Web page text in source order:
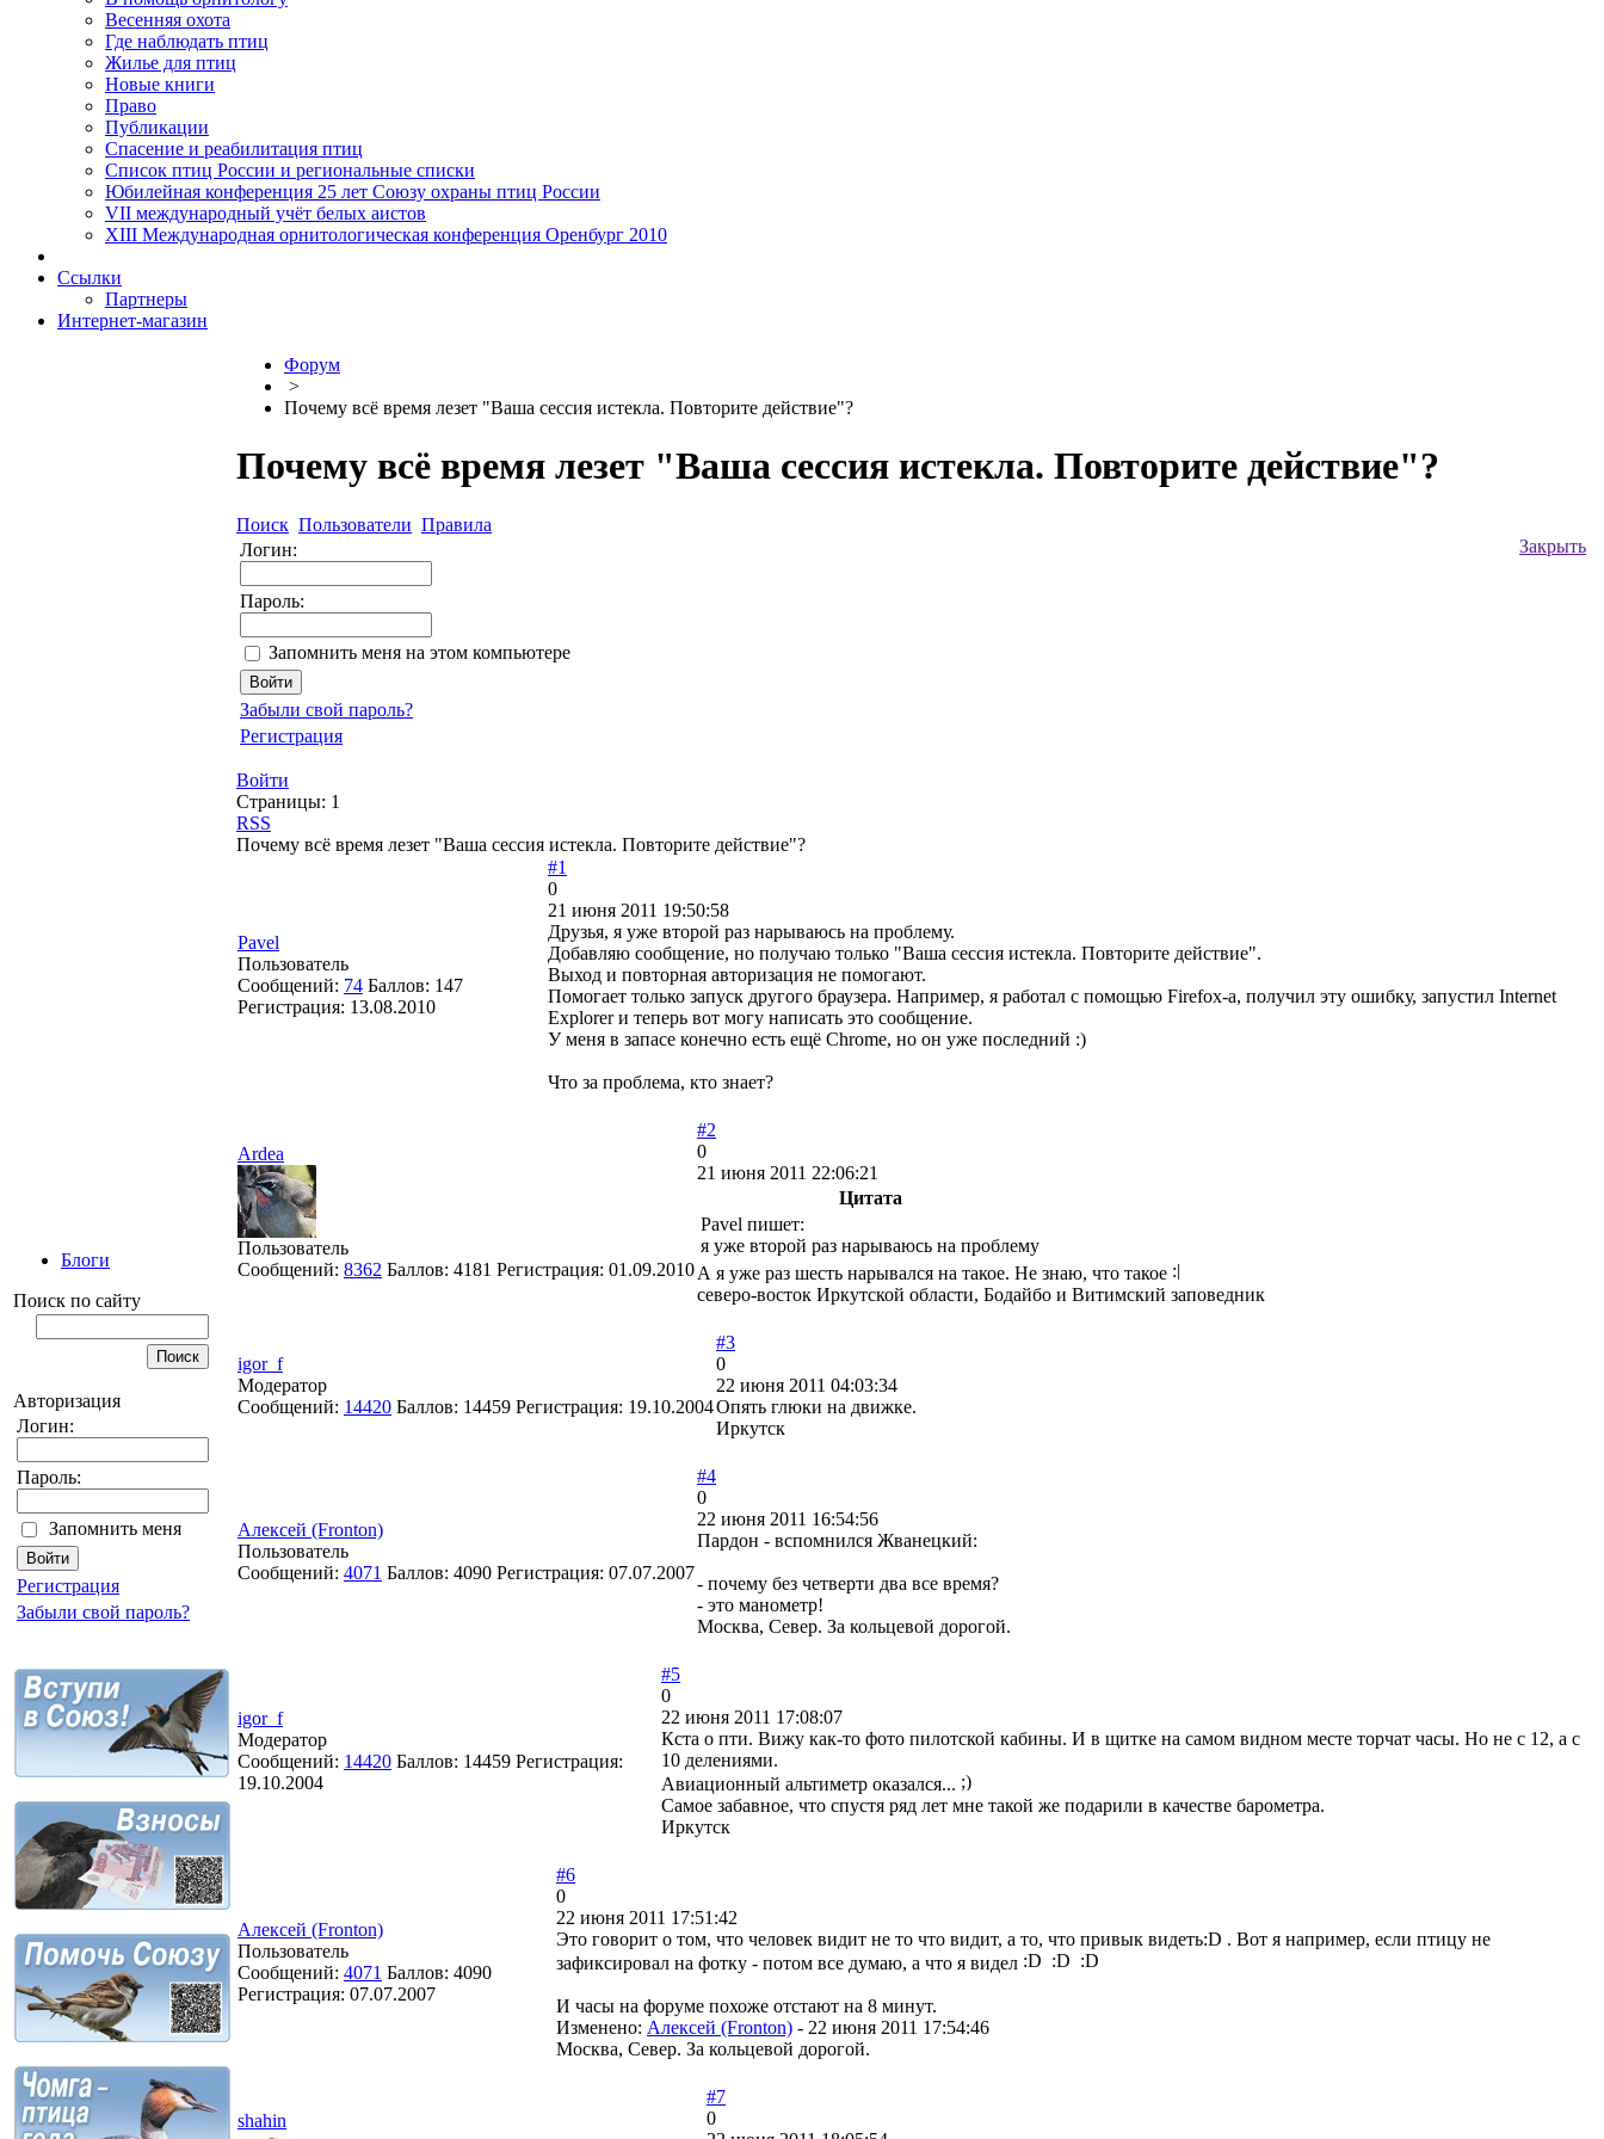
Весенняя охота
Где наблюдать птиц
Жилье для птиц
Новые книги
Право
Публикации
Спасение и реабилитация птиц
Список птиц России и региональные списки
Юбилейная конференция 25 лет Союзу охраны птиц России
VII международный учёт белых аистов
XIII Международная орнитологическая конференция Оренбург 2010
Ссылки
Партнеры
Интернет-магазин
Блоги
Поиск по сайту
Авторизация
Логин:
Пароль:
Запомнить меня
Регистрация
Забыли свой пароль?
Форум
>
Почему всё время лезет "Ваша сессия истекла. Повторите действие"?
Почему всё время лезет "Ваша сессия истекла. Повторите действие"?
Поиск Пользователи Правила
Закрыть
Логин:
Пароль:
Запомнить меня на этом компьютере
Забыли свой пароль?
Регистрация
Войти
Страницы: 1
RSS
Почему всё время лезет "Ваша сессия истекла. Повторите действие"?
Pavel
Пользователь
Сообщений: 74 Баллов: 147
Регистрация: 13.08.2010
#1
0
21 июня 2011 19:50:58
Друзья, я уже второй раз нарываюсь на проблему.
Добавляю сообщение, но получаю только "Ваша сессия истекла. Повторите действие".
Выход и повторная авторизация не помогают.
Помогает только запуск другого браузера. Например, я работал с помощью Firefox-а, получил эту ошибку, запустил Internet
Explorer и теперь вот могу написать это сообщение.
У меня в запасе конечно есть ещё Chrome, но он уже последний :)
Что за проблема, кто знает?
Ardea
Пользователь
Сообщений: 8362 Баллов: 4181 Регистрация: 01.09.2010
#2
0
21 июня 2011 22:06:21
Цитата
Pavel пишет:
я уже второй раз нарываюсь на проблему
А я уже раз шесть нарывался на такое. Не знаю, что такое
северо-восток Иркутской области, Бодайбо и Витимский заповедник
igor_f
Модератор
Сообщений: 14420 Баллов: 14459 Регистрация: 19.10.2004
#3
0
22 июня 2011 04:03:34
Опять глюки на движке.
Иркутск
Алексей (Fronton)
Пользователь
Сообщений: 4071 Баллов: 4090 Регистрация: 07.07.2007
#4
0
22 июня 2011 16:54:56
Пардон - вспомнился Жванецкий:
- почему без четверти два все время?
- это манометр!
Москва, Север. За кольцевой дорогой.
igor_f
Модератор
Сообщений: 14420 Баллов: 14459 Регистрация:
19.10.2004
#5
0
22 июня 2011 17:08:07
Кста о пти. Вижу как-то фото пилотской кабины. И в щитке на самом видном месте торчат часы. Но не с 12, а с
10 делениями.
Авиационный альтиметр оказался...
Самое забавное, что спустя ряд лет мне такой же подарили в качестве барометра.
Иркутск
Алексей (Fronton)
Пользователь
Сообщений: 4071 Баллов: 4090
Регистрация: 07.07.2007
#6
0
22 июня 2011 17:51:42
Это говорит о том, что человек видит не то что видит, а то, что привык видеть:D . Вот я например, если птицу не
зафиксировал на фотку - потом все думаю, а что я видел
И часы на форуме похоже отстают на 8 минут.
Изменено: Алексей (Fronton) - 22 июня 2011 17:54:46
Москва, Север. За кольцевой дорогой.
shahin
#7
0